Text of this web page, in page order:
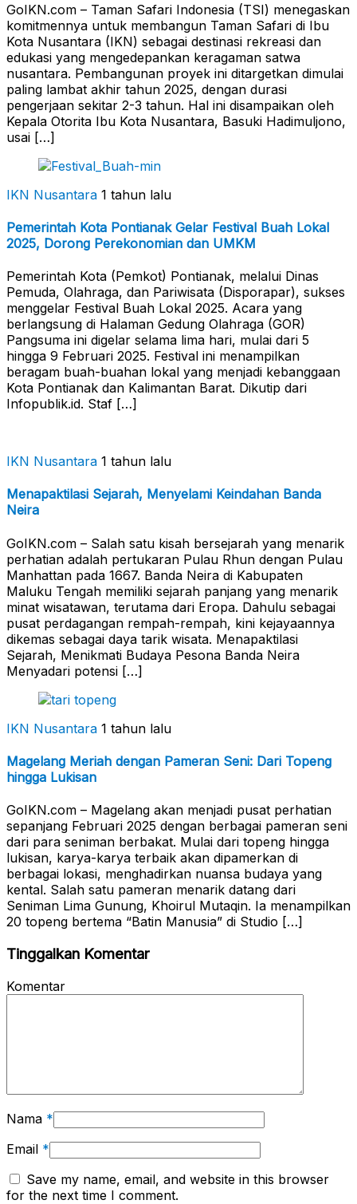
GoIKN.com – Taman Safari Indonesia (TSI) menegaskan
komitmennya untuk membangun Taman Safari di Ibu
Kota Nusantara (IKN) sebagai destinasi rekreasi dan
edukasi yang mengedepankan keragaman satwa
nusantara. Pembangunan proyek ini ditargetkan dimulai
paling lambat akhir tahun 2025, dengan durasi
pengerjaan sekitar 2-3 tahun. Hal ini disampaikan oleh
Kepala Otorita Ibu Kota Nusantara, Basuki Hadimuljono,
usai […]
IKN Nusantara 1 tahun lalu
Pemerintah Kota Pontianak Gelar Festival Buah Lokal
2025, Dorong Perekonomian dan UMKM
Pemerintah Kota (Pemkot) Pontianak, melalui Dinas
Pemuda, Olahraga, dan Pariwisata (Disporapar), sukses
menggelar Festival Buah Lokal 2025. Acara yang
berlangsung di Halaman Gedung Olahraga (GOR)
Pangsuma ini digelar selama lima hari, mulai dari 5
hingga 9 Februari 2025. Festival ini menampilkan
beragam buah-buahan lokal yang menjadi kebanggaan
Kota Pontianak dan Kalimantan Barat. Dikutip dari
Infopublik.id. Staf […]
IKN Nusantara 1 tahun lalu
Menapaktilasi Sejarah, Menyelami Keindahan Banda
Neira
GoIKN.com – Salah satu kisah bersejarah yang menarik
perhatian adalah pertukaran Pulau Rhun dengan Pulau
Manhattan pada 1667. Banda Neira di Kabupaten
Maluku Tengah memiliki sejarah panjang yang menarik
minat wisatawan, terutama dari Eropa. Dahulu sebagai
pusat perdagangan rempah-rempah, kini kejayaannya
dikemas sebagai daya tarik wisata. Menapaktilasi
Sejarah, Menikmati Budaya Pesona Banda Neira
Menyadari potensi […]
IKN Nusantara 1 tahun lalu
Magelang Meriah dengan Pameran Seni: Dari Topeng
hingga Lukisan
GoIKN.com – Magelang akan menjadi pusat perhatian
sepanjang Februari 2025 dengan berbagai pameran seni
dari para seniman berbakat. Mulai dari topeng hingga
lukisan, karya-karya terbaik akan dipamerkan di
berbagai lokasi, menghadirkan nuansa budaya yang
kental. Salah satu pameran menarik datang dari
Seniman Lima Gunung, Khoirul Mutaqin. Ia menampilkan
20 topeng bertema “Batin Manusia” di Studio […]
Tinggalkan Komentar
Komentar
Nama *
Email *
Save my name, email, and website in this browser
for the next time I comment.